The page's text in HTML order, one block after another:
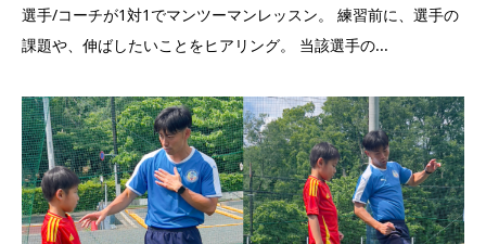
選手/コーチが1対1でマンツーマンレッスン。 練習前に、選手の
課題や、伸ばしたいことをヒアリング。 当該選手の...